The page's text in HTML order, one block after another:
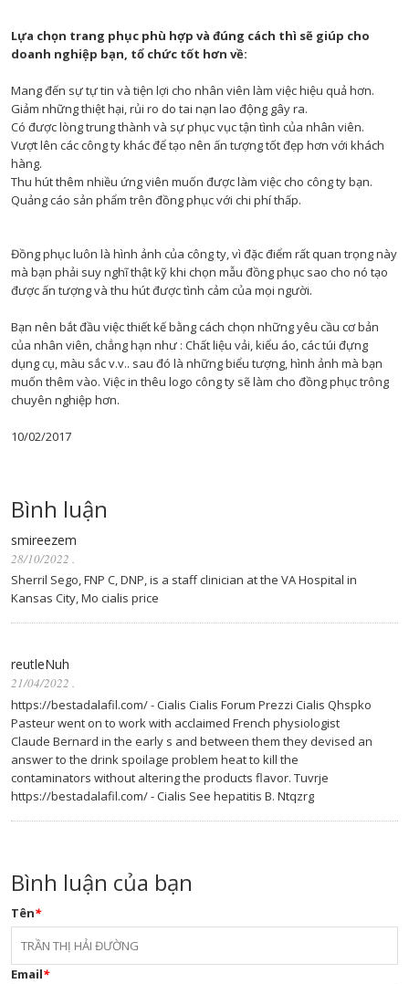
Lựa chọn trang phục phù hợp và đúng cách thì sẽ giúp cho
doanh nghiệp bạn, tổ chức tốt hơn về:
Mang đến sự tự tin và tiện lợi cho nhân viên làm việc hiệu quả hơn.
Giảm những thiệt hại, rủi ro do tai nạn lao động gây ra.
Có được lòng trung thành và sự phục vục tận tình của nhân viên.
Vượt lên các công ty khác để tạo nên ấn tượng tốt đẹp hơn với khách
hàng.
Thu hút thêm nhiều ứng viên muốn được làm việc cho công ty bạn.
Quảng cáo sản phẩm trên đồng phục với chi phí thấp.
Đồng phục luôn là hình ảnh của công ty, vì đặc điểm rất quan trọng này
mà bạn phải suy nghĩ thật kỹ khi chọn mẫu đồng phục sao cho nó tạo
được ấn tượng và thu hút được tình cảm của mọi người.
Bạn nên bắt đầu việc thiết kế bằng cách chọn những yêu cầu cơ bản
của nhân viên, chẳng hạn như : Chất liệu vải, kiểu áo, các túi đựng
dụng cụ, màu sắc v.v.. sau đó là những biểu tượng, hình ảnh mà bạn
muốn thêm vào. Việc in thêu logo công ty sẽ làm cho đồng phục trông
chuyên nghiệp hơn.
10/02/2017
Bình luận
smireezem
28/10/2022
Sherril Sego, FNP C, DNP, is a staff clinician at the VA Hospital in
Kansas City, Mo cialis price
reutleNuh
21/04/2022 .
https://bestadalafil.com/ - Cialis Cialis Forum Prezzi Cialis Qhspko
Pasteur went on to work with acclaimed French physiologist
Claude Bernard in the early s and between them they devised an
answer to the drink spoilage problem heat to kill the
contaminators without altering the products flavor. Tuvrje
https://bestadalafil.com/ - Cialis See hepatitis B. Ntqzrg
Bình luận của bạn
Tên*
Email*